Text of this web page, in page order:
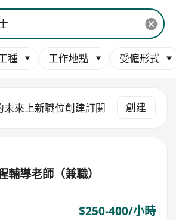
種 工作地點 受僱形式
未來上新職位創建訂閱 創建
輔導老師（兼職）
$250-400/小時